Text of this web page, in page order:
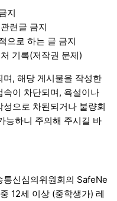
지
련글 금지
으로 하는 글 금지
기록(저작권 문제)
, 해당 게시물을 작성한
이 차단되며, 욕설이나
으로 차된되거나 불량회
능하니 주의해 주시길 바
통신심의위원회의 SafeNe
12세 이상 (중학생가) 레